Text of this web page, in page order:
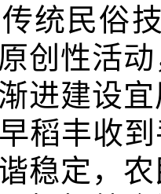
统民俗
创性活
进建设
稻丰收
稳定，